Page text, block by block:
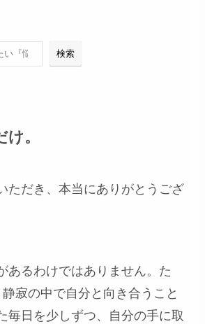
検索
。
ただき、本当にありがとうござ
あるわけではありません。た
寂の中で自分と向き合うこと
毎日を少しずつ、自分の手に取